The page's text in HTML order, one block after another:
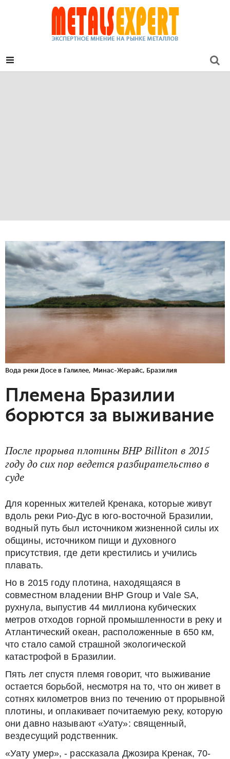
Вода реки Досе в Галилее, Минас-Жерайс, Бразилия
Племена Бразилии
борются за выживание
После прорыва плотины BHP Billiton в 2015
году до сих пор ведется разбирательство в
суде
Для коренных жителей Кренака, которые живут
вдоль реки Рио-Дус в юго-восточной Бразилии,
водный путь был источником жизненной силы их
общины, источником пищи и духовного
присутствия, где дети крестились и учились
плавать.
Но в 2015 году плотина, находящаяся в
совместном владении BHP Group и Vale SA,
рухнула, выпустив 44 миллиона кубических
метров отходов горной промышленности в реку и
Атлантический океан, расположенные в 650 км,
что стало самой страшной экологической
катастрофой в Бразилии.
Пять лет спустя племя говорит, что выживание
остается борьбой, несмотря на то, что он живет в
сотнях километров вниз по течению от прорывной
плотины, и оплакивает почитаемую реку, которую
они давно называют «Уату»: священный,
вездесущий родственник.
«Уату умер», - рассказала Джозира Кренак, 70-